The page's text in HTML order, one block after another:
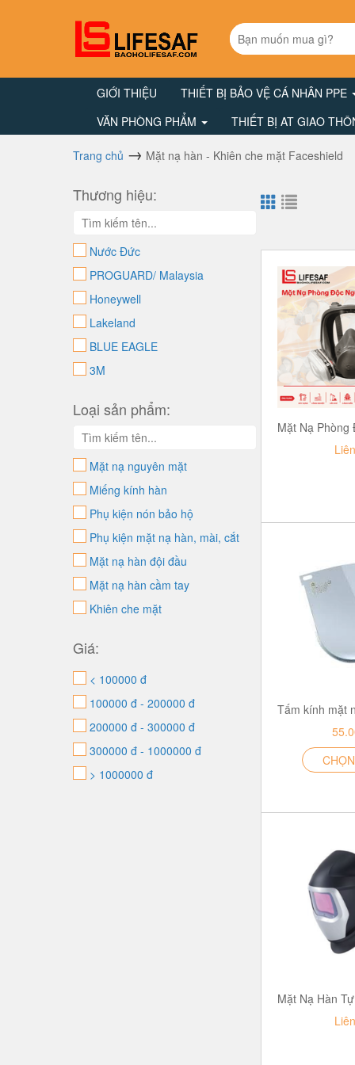
GIỚI THIỆU
THIẾT BỊ BẢO VỆ CÁ NHÂN PPE
VĂN PHÒNG PHẨM
THIẾT BỊ AT GIAO
Trang chủ Mặt nạ hàn - Khiên che mặt Faceshield
Thương hiệu:
Nước Đức
PROGUARD/ Malaysia
Honeywell
Lakeland
BLUE EAGLE
3M
Loại sản phẩm:
Mặt nạ nguyên mặt
Miếng kính hàn
Phụ kiện nón bảo hộ
Phụ kiện mặt nạ hàn, mài, cắt
Mặt nạ hàn đội đầu
Mặt nạ hàn cầm tay
Khiên che mặt
Giá:
< 100000 đ
100000 đ - 200000 đ
200000 đ - 300000 đ
300000 đ - 1000000 đ
> 1000000 đ